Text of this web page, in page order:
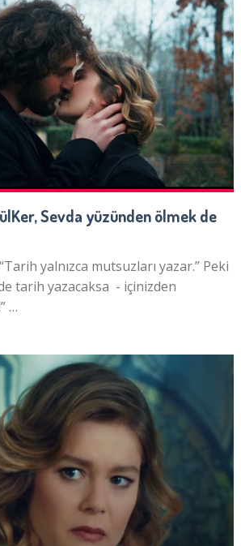
Sevda yüzünden ölmek de
yalnızca mutsuzları yazar.” Peki
tarih yazacaksa - içinizden
…